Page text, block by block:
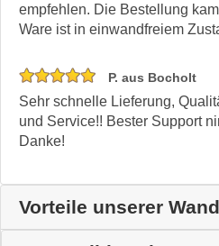
empfehlen. Die Bestellung
Ware ist in einwandfreiem
P. aus Bocholt
Sehr schnelle Lieferung,
und Service!! Bester Support
Danke!
Vorteile unserer